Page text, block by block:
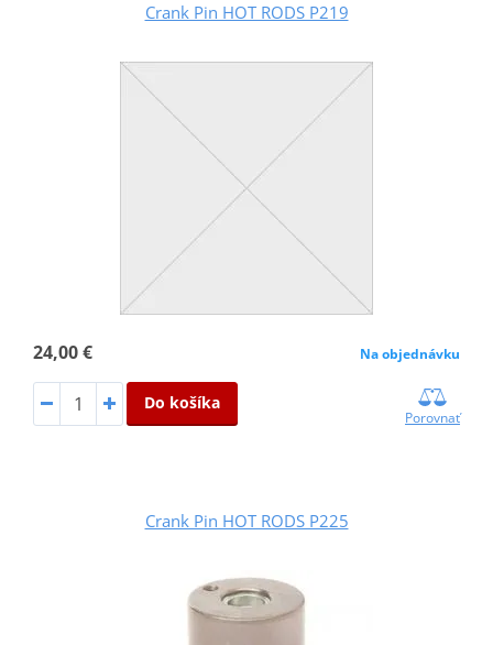
Crank Pin HOT RODS P219
24,00 € Na objednávku
Do košíka
Porovnať
Crank Pin HOT RODS P225